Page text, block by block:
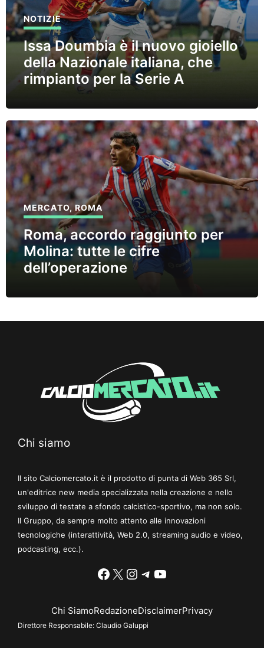
NOTIZIE
Issa Doumbia è il nuovo gioiello
della Nazionale italiana, che
rimpianto per la Serie A
MERCATO,ROMA
Roma, accordo raggiunto per
Molina: tutte le cifre
dell’operazione
Chi siamo
Il sito Calciomercato.it è il prodotto di punta di Web 365 Srl,
un'editrice new media specializzata nella creazione e nello
sviluppo di testate a sfondo calcistico-sportivo, ma non solo.
Il Gruppo, da sempre molto attento alle innovazioni
tecnologiche (interattività, Web 2.0, streaming audio e video,
podcasting, ecc.).
Facebook
X Instagram
Telegram
YouTube
Chi SiamoRedazioneDisclaimerPrivacy
Direttore Responsabile: Claudio Galuppi